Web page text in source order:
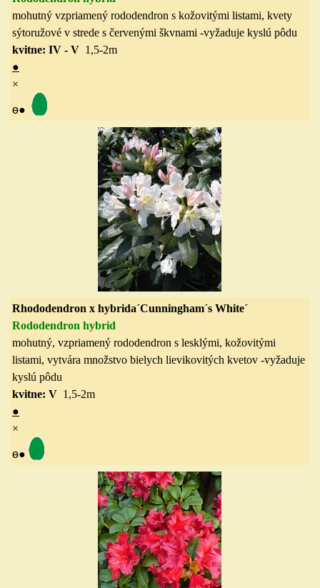
mohutný vzpriamený rododendron s kožovitými listami, kvety
sýtoružové v strede s červenými škvnami -vyžaduje kyslú pôdu
kvitne: IV - V 1,5-2m
●
×
ө●
Rhododendron x hybrida´Cunningham´s White´
Rododendron hybrid
mohutný, vzpriamený rododendron s lesklými, kožovitými
listami, vytvára množstvo bielych lievikovitých kvetov -vyžaduje
kyslú pôdu
kvitne: V 1,5-2m
●
×
ө●